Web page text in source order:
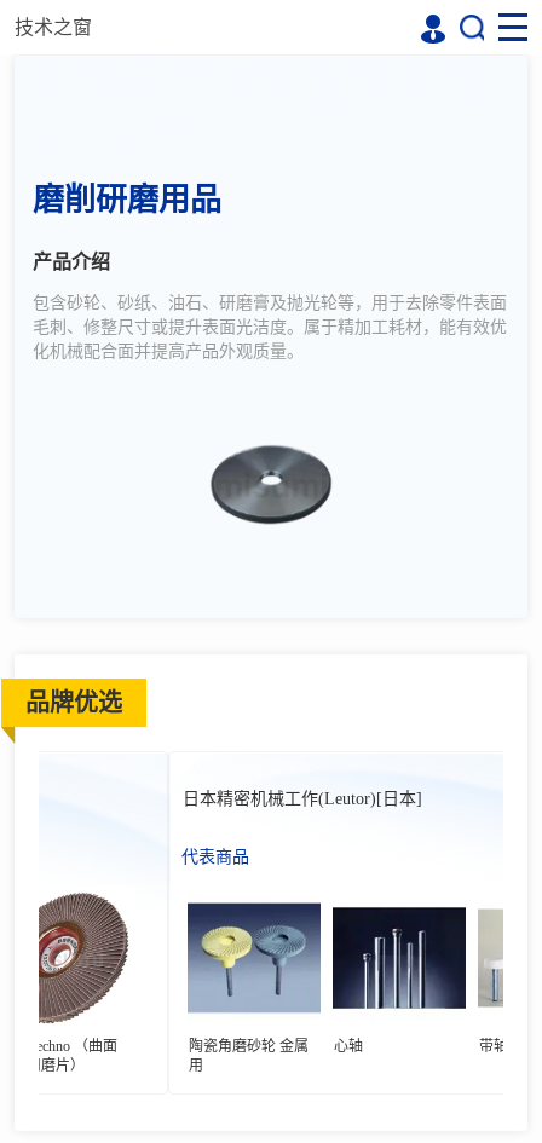
技术之窗
磨削研磨用品
产品介绍
包含砂轮、砂纸、油石、研磨膏及抛光轮等，用于去除零件表面
毛刺、修整尺寸或提升表面光洁度。属于精加工耗材，能有效优
化机械配合面并提高产品外观质量。
品牌优选
（曲面
磨片）
日本精密机械工作(Leutor)[日本]
代表商品
陶瓷角磨砂轮 金属
心轴 带轴砂轮 6